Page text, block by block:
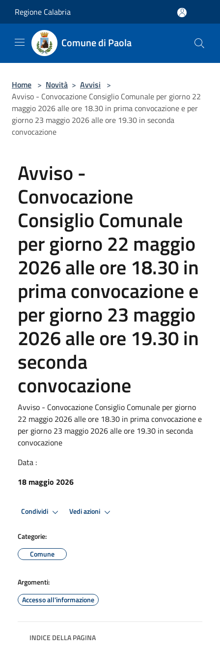
Regione Calabria
Comune di Paola
Home > Novità > Avvisi >
Avviso - Convocazione Consiglio Comunale per giorno 22
maggio 2026 alle ore 18.30 in prima convocazione e per
giorno 23 maggio 2026 alle ore 19.30 in seconda
convocazione
Avviso -
Convocazione
Consiglio Comunale
per giorno 22 maggio
2026 alle ore 18.30 in
prima convocazione e
per giorno 23 maggio
2026 alle ore 19.30 in
seconda
convocazione
Avviso - Convocazione Consiglio Comunale per giorno
22 maggio 2026 alle ore 18.30 in prima convocazione e
per giorno 23 maggio 2026 alle ore 19.30 in seconda
convocazione
Data :
18 maggio 2026
Condividi Vedi azioni
Categorie:
Comune
Argomenti:
Accesso all'informazione
INDICE DELLA PAGINA